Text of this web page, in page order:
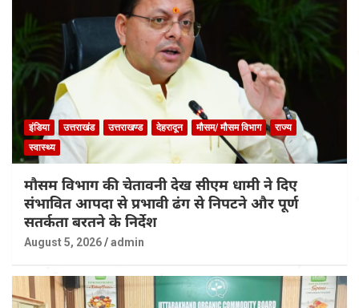
इंडिया उत्तराखंड उत्तराखण्ड देहरादून मौसम/ मौसम विभाग
राज्य
स्वास्थ्य
मौसम विभाग की चेतावनी देख सीएम धामी ने दिए
संभावित आपदा से प्रभावी ढंग से निपटने और पूर्ण
सतर्कता बरतने के निर्देश
August 5, 2026 admin